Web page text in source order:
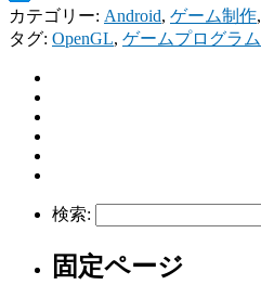
カテゴリー: Android, ゲーム制作,
タグ: OpenGL, ゲームプログラム
検索:
固定ページ